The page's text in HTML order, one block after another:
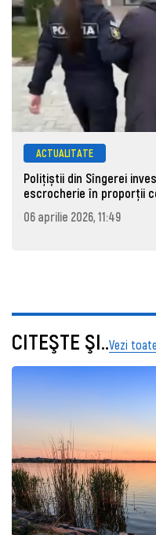
ACTUALITATE
Polițiștii din Sîngerei
escrocherie în proporții
06 aprilie 2026, 11:49
CITEŞTE ŞI..Vezi toate